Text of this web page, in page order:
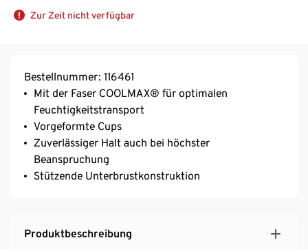
Zur Zeit nicht verfügbar
Bestellnummer: 116461
Mit der Faser COOLMAX® für optimalen
Feuchtigkeitstransport
Vorgeformte Cups
Zuverlässiger Halt auch bei höchster
Beanspruchung
Stützende Unterbrustkonstruktion
Produktbeschreibung